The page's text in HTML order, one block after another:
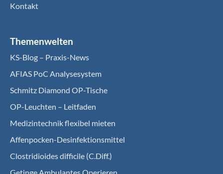
Kontakt
Themenwelten
KS-Blog – Praxis-News
AFIAS PoC Analysesystem
Schmitz Diamond OP-Tische
OP-Leuchten – Leitfaden
Medizintechnik flexibel mieten
Affenpocken-Desinfektionsmittel
Clostridioides difficile (C.Diff.)
Getinge Ambulantes Operieren